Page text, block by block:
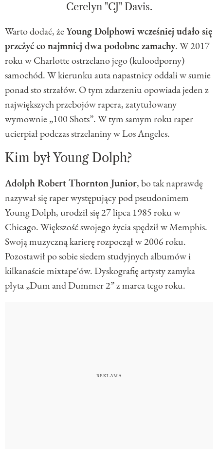
Cerelyn "CJ" Davis.
Warto dodać, żeYoung Dolphowi wcześniej udało się
przeżyć co najmniej dwa podobne zamachy. W 2017
roku w Charlotte ostrzelano jego (kuloodporny)
samochód. W kierunku auta napastnicy oddali w sumie
ponad sto strzałów. O tym zdarzeniu opowiada jeden z
największych przebojów rapera, zatytułowany
wymownie „100 Shots”. W tym samym roku raper
ucierpiał podczas strzelaniny w Los Angeles.
Kim był Young Dolph?
Adolph Robert Thornton Junior, bo tak naprawdę
nazywał się raper występujący pod pseudonimem
Young Dolph, urodził się 27 lipca 1985 roku w
Chicago. Większość swojego życia spędził w Memphis.
Swoją muzyczną karierę rozpoczął w 2006 roku.
Pozostawił po sobie siedem studyjnych albumów i
kilkanaście mixtape'ów. Dyskografię artysty zamyka
płyta „Dum and Dummer 2” z marca tego roku.